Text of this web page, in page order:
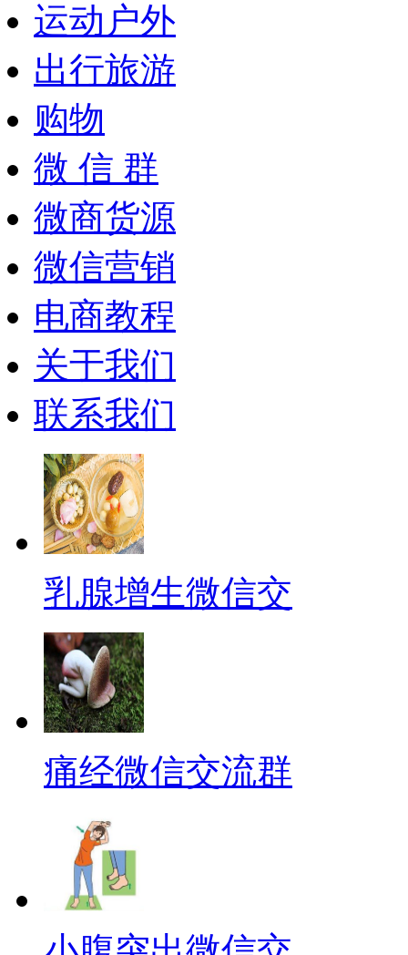
运动户外
出行旅游
购物
微 信 群
微商货源
微信营销
电商教程
关于我们
联系我们
乳腺增生微信交
痛经微信交流群